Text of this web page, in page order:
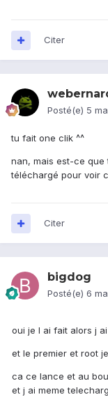
Citer
Posté(e) 5
tu fait one clik ^^
nan, mais est-ce que
téléchargé pour voir
Citer
bigdog
Posté(e) 6
oui je l ai fait alors j
et le premier et root
ca ce lance et au
et j ai meme